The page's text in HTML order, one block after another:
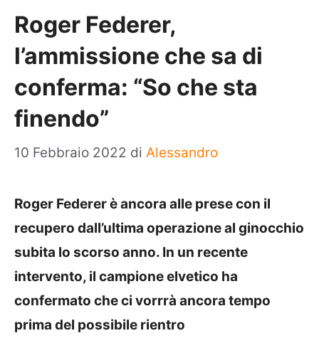
Roger Federer,
l’ammissione che sa di
conferma: “So che sta
finendo”
10 Febbraio 2022 di Alessandro
Roger Federer è ancora alle prese con il
recupero dall’ultima operazione al ginocchio
subita lo scorso anno. In un recente
intervento, il campione elvetico ha
confermato che ci vorrrà ancora tempo
prima del possibile rientro